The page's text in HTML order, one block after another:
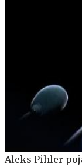
Aleks Pihler